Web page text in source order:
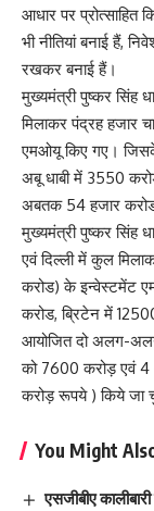
आधार पर प्रोत्साहित
भी नीतियां बनाई हैं,
रखकर बनाई हैं।
मुख्यमंत्री पुष्कर सिंह
मिलाकर पंद्रह हजार
एमओयू किए गए।
अबू धाबी में 3550
अबतक 54 हजार
मुख्यमंत्री पुष्कर सिंह
एवं दिल्ली में कुल
करोड) के इन्वेस्टमेंट
करोड, ब्रिटेन में
आयोजित दो अलग-
को 7600 करोड़ एवं 4
करोड़ रूपये ) किये जा
You Might
एसजीबीए